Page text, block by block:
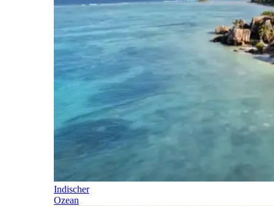
Indischer
Ozean